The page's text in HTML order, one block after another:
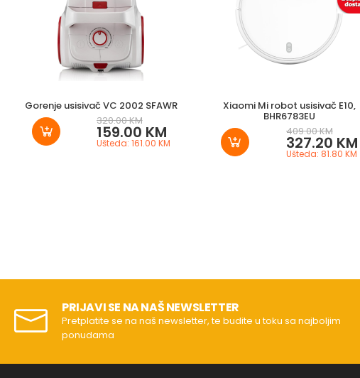
Gorenje usisivač VC 2002 SFAWR
320.00 KM
159.00 KM
Ušteda: 161.00 KM
Xiaomi Mi robot usisivač E10,
BHR6783EU
409.00 KM
327.20 KM
Ušteda: 81.80 KM
PRIJAVI SE NA NAŠ NEWSLETTER
Pretplatite se na naš newsletter, te budite u toku sa najboljim
ponudama